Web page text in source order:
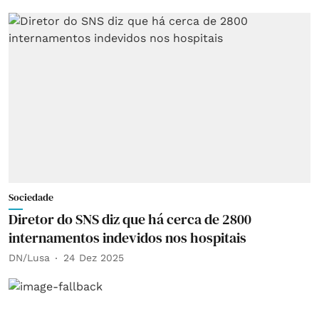
Sociedade
Diretor do SNS diz que há cerca de 2800
internamentos indevidos nos hospitais
DN/Lusa 24 Dez 2025